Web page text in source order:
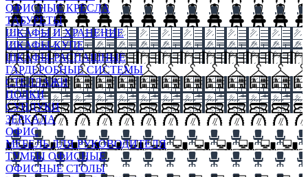
ОФИСНЫЕ КРЕСЛА
ТАБУРЕТЫ
ШКАФЫ И ХРАНЕНИЕ
ШКАФЫ-КУПЕ
ШКАФЫ-РАСПАШНЫЕ
ГАРДЕРОБНЫЕ СИСТЕМЫ
СТЕЛЛАЖИ
ПОЛКИ
СУНДУКИ
ЗЕРКАЛА
ОФИС
МЕБЕЛЬ ДЛЯ РУКОВОДИТЕЛЯ
ТУМБЫ ОФИСНЫЕ
ОФИСНЫЕ СТОЛЫ